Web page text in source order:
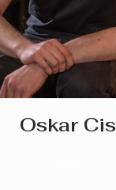
Oskar Cis